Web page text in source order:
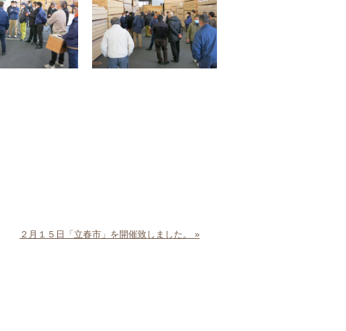
２月１５日「立春市」を開催致しました。 »